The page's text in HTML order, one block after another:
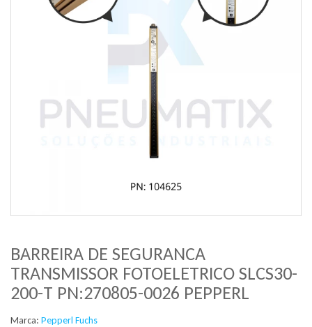
BARREIRA DE SEGURANCA
TRANSMISSOR FOTOELETRICO SLCS30-
200-T PN:270805-0026 PEPPERL
Marca: Pepperl Fuchs